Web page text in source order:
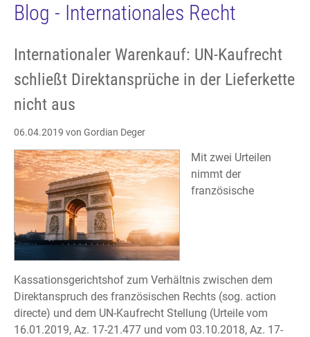
Blog - Internationales Recht
Internationaler Warenkauf: UN-Kaufrecht
schließt Direktansprüche in der Lieferkette
nicht aus
06.04.2019 von Gordian Deger
Mit zwei Urteilen
nimmt der
französische
Kassationsgerichtshof zum Verhältnis zwischen dem
Direktanspruch des französischen Rechts (sog. action
directe) und dem UN-Kaufrecht Stellung (Urteile vom
16.01.2019, Az. 17-21.477 und vom 03.10.2018, Az. 17-